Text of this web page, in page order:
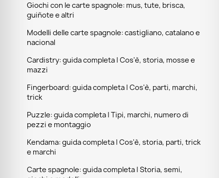
Giochi con le carte spagnole: mus, tute, brisca,
guiñote e altri
Modelli delle carte spagnole: castigliano, catalano e
nacional
Cardistry: guida completa | Cos'è, storia, mosse e
mazzi
Fingerboard: guida completa | Cos'è, parti, marchi,
trick
Puzzle: guida completa | Tipi, marchi, numero di
pezzi e montaggio
Kendama: guida completa | Cos'è, storia, parti, trick
e marchi
Carte spagnole: guida completa | Storia, semi,